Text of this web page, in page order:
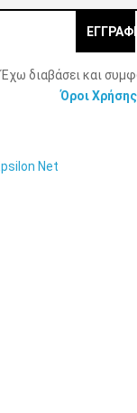
Έχω διαβάσει και
Όροι Χρήσης